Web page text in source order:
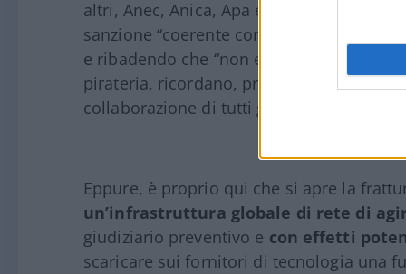
altri, Anec, Anica, Apa e Univideo)
sanzione “coerente con la legge
e ribadendo che “non esiste alcuna
pirateria, ricordano, produce danni per
collaborazione di tutti gli attori del
Eppure, è proprio qui che si apre la
un’infrastruttura globale di rete di
giudiziario preventivo e con effetti
scaricare sui fornitori di tecnologia una